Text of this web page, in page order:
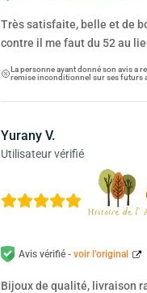
Très satisfaite, belle et de
contre il me faut du 52 au
La personne ayant donné son avis a
remise inconditionnel sur ses futurs
Yurany V.
Utilisateur vérifié
Avis vérifié - voir l’original
Bijoux de qualité, livraison